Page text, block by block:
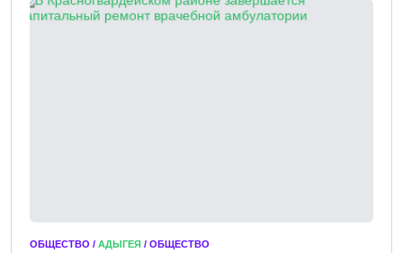
ОБЩЕСТВО / АДЫГЕЯ / ОБЩЕСТВО